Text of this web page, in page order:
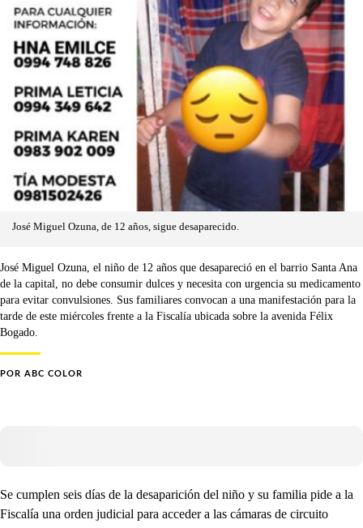
José Miguel Ozuna, de 12 años, sigue desaparecido.
José Miguel Ozuna, el niño de 12 años que desapareció en el barrio Santa Ana
de la capital, no debe consumir dulces y necesita con urgencia su medicamento
para evitar convulsiones. Sus familiares convocan a una manifestación para la
tarde de este miércoles frente a la Fiscalía ubicada sobre la avenida Félix
Bogado.
POR ABC COLOR
Se cumplen seis días de la desaparición del niño y su familia pide a la
Fiscalía una orden judicial para acceder a las cámaras de circuito